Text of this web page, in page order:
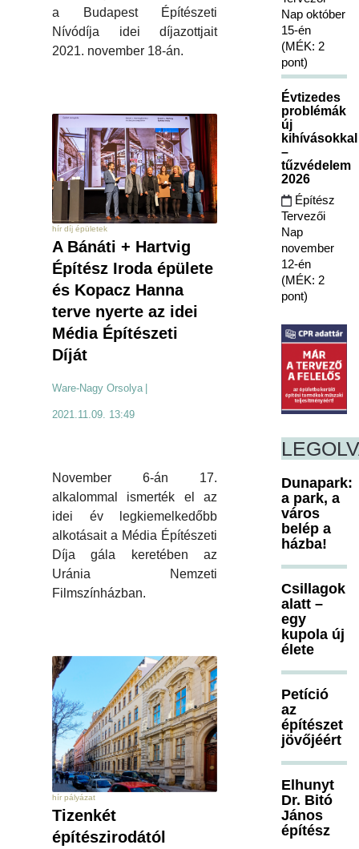
a Budapest Építészeti
Nívódíja idei díjazottjait
2021. november 18-án.
hír díj épületek
A Bánáti + Hartvig
Építész Iroda épülete
és Kopacz Hanna
terve nyerte az idei
Média Építészeti
Díját
Ware-Nagy Orsolya
2021.11.09. 13:49
November 6-án 17.
alkalommal ismerték el az
idei év legkiemelkedőbb
alkotásait a Média Építészeti
Díja gála keretében az
Uránia Nemzeti
Filmszínházban.
hír pályázat
Tizenkét
építészirodától
Nap október
15-én
(MÉK: 2
pont)
Évtizedes
problémák
új
kihívásokkal
–
tűzvédelem
2026
Építész
Tervezői
Nap
november
12-én
(MÉK: 2
pont)
Dunapark:
a park, a
város
belép a
házba!
Csillagok
alatt –
egy
kupola új
élete
Petíció
az
építészet
jövőjéért
Elhunyt
Dr. Bitó
János
építész